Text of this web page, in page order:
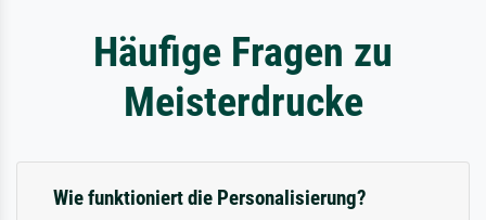
Häufige Fragen zu
Meisterdrucke
Wie funktioniert die Personalisierung?